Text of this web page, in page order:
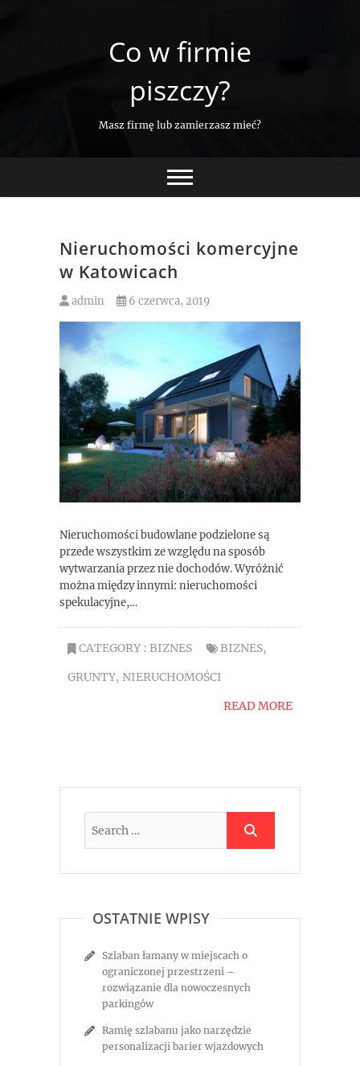
Co w firmie
piszczy?
Masz firmę lub zamierzasz mieć?
Nieruchomości komercyjne
w Katowicach
admin 6 czerwca, 2019
Nieruchomości budowlane podzielone są
przede wszystkim ze względu na sposób
wytwarzania przez nie dochodów. Wyróżnić
można między innymi: nieruchomości
spekulacyjne,…
CATEGORY : BIZNES BIZNES,
GRUNTY, NIERUCHOMOŚCI
READ MORE
OSTATNIE WPISY
Szlaban łamany w miejscach o
ograniczonej przestrzeni –
rozwiązanie dla nowoczesnych
parkingów
Ramię szlabanu jako narzędzie
personalizacji barier wjazdowych